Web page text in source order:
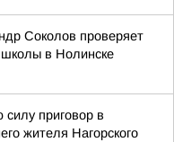
Соколов проверяет
школы в Нолинске
силу приговор в
жителя Нагорского